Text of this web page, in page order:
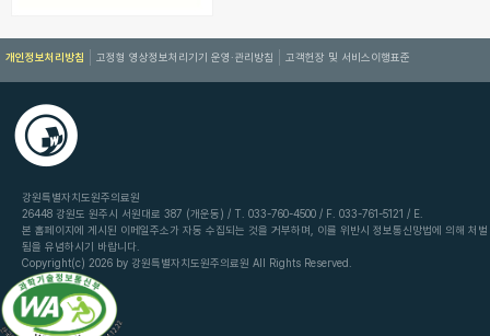
개인정보처리방침 고정형 영상정보처리기기 운영·관리방침 고객헌장 및 서비스이행표준
강원특별자치도원주의료원
26448 강원도 원주시 서원대로 387 (개운동) / T. 033-760-4500 / F. 033-761-5121 / E.
본 홈페이지에 게시된 이메일주소가 자동 수집되는 것을 거부하며, 이를 위반시 정보통신망법에 의해 처벌
됨을 유념하시기 바랍니다.
Copyright(c) 2026 by 강원특별자치도원주의료원 All Rights Reserved.